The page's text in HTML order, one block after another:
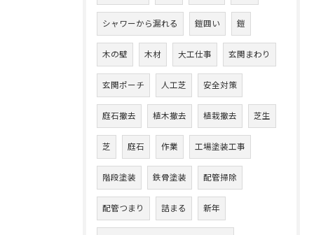
シャワーから漏れる 鎧囲い 鎧
木の壁 木材 大工仕事 玄関まわり
玄関ポーチ 人工芝 安全対策
庭石撤去 植木撤去 植栽撤去 芝生
芝 庭石 作業 工場塗装工事
階段塗装 鉄骨塗装 配管掃除
配管つまり 詰まる 新年